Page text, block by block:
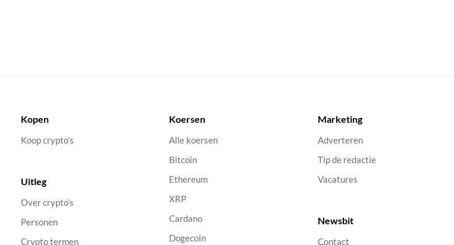
Kopen
Koop crypto’s
Uitleg
Over crypto’s
Personen
Crypto termen
Koersen
Alle koersen
Bitcoin
Ethereum
XRP
Cardano
Dogecoin
Marketing
Adverteren
Tip de redactie
Vacatures
Newsbit
Contact